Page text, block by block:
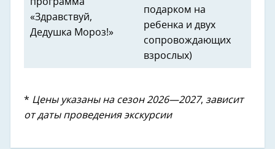
«Здравствуй,
Дедушка Мороз!»
подарком на
ребенка и двух
сопровождающих
взрослых)
* Цены указаны на сезон 2026—2027, зависит
от даты проведения экскурсии